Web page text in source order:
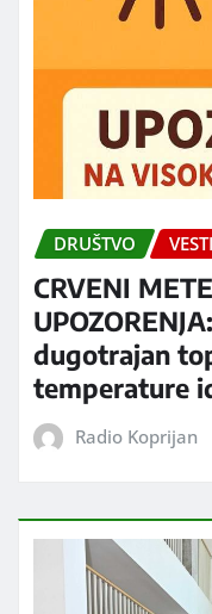
DRUŠTVO VESTI
CRVENI
dugotrajan
temperature
Radio Koprijan